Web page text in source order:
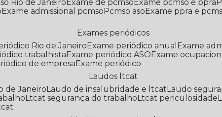
Rio de Janeiro Exame de pcmso Exame pcmso e ppra
Exame admissional pcmso Pcmso aso Exame ppra e
Exames periódicos
Rio de Janeiro Exame periódico anual
Exame
trabalhista Exame periódico ASO Exame
de empresa
Exame periódico
Laudos ltcat
de Janeiro Laudo de insalubridade e ltcat Laudo
Ltcat segurança do trabalho Ltcat periculosidade